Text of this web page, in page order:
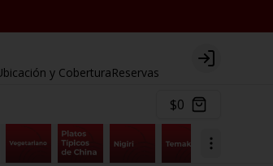
y CoberturaReservas Login
$0